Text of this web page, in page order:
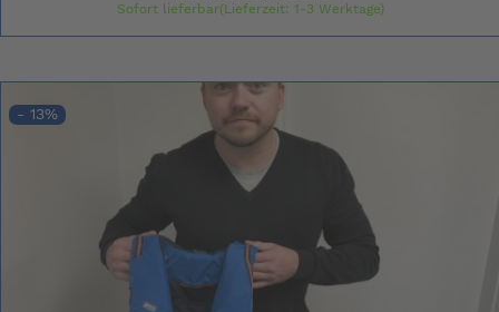
Sofort lieferbar(Lieferzeit: 1-3 Werktage)
- 13%